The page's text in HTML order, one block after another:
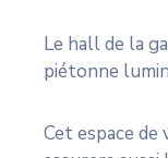
Le hall de la
piétonne
Cet espace